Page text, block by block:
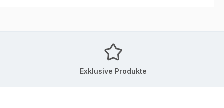
Exklusive Produkte